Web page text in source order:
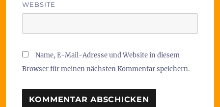
WEBSITE
Name, E-Mail-Adresse und Website in diesem
Browser für meinen nächsten Kommentar speichern.